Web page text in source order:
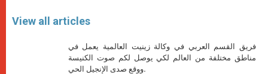
View all articles
فريق القسم العربي في وكالة زينيت العالمية يعمل في
مناطق مختلفة من العالم لكي يوصل لكم صوت الكنيسة
ووقع صدى الإنجيل الحي.